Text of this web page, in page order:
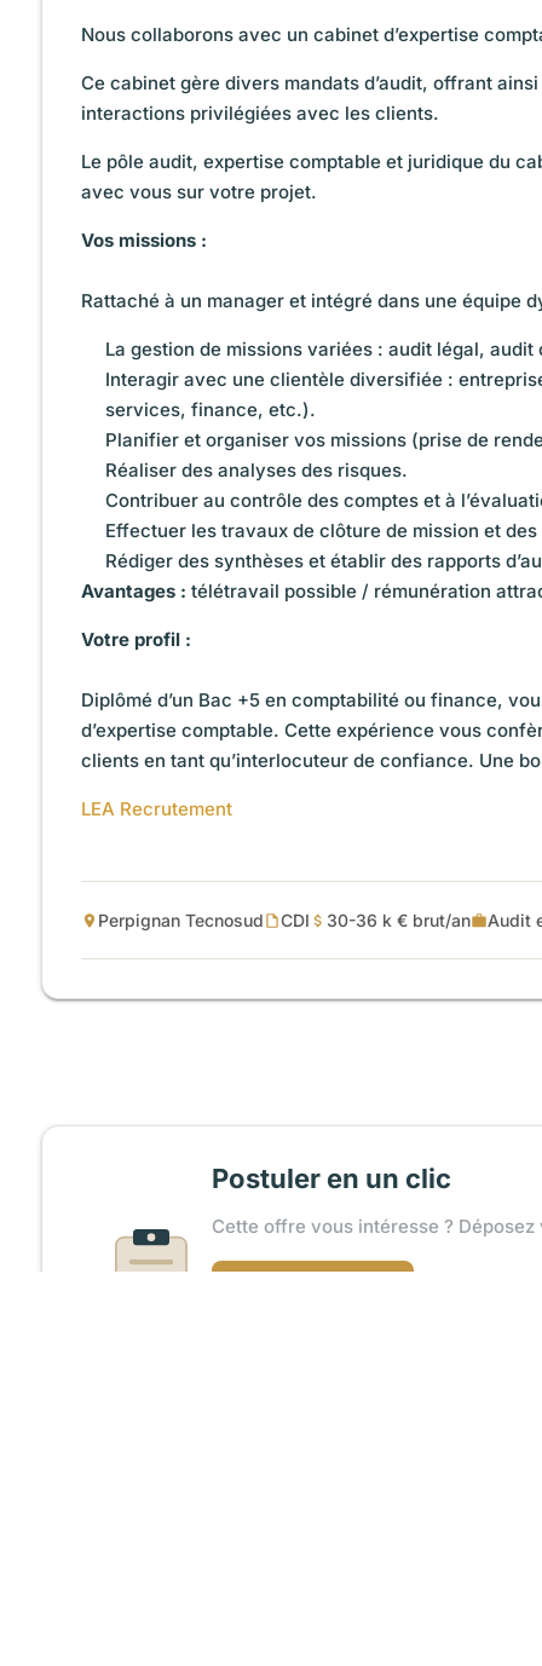
Nous collaborons avec un cabinet d’expertise
Ce cabinet gère divers mandats d’audit, offrant
interactions privilégiées avec les clients.
Le pôle audit, expertise comptable et juridique du
avec vous sur votre projet.
Vos missions :
Rattaché à un manager et intégré dans une équipe
La gestion de missions variées : audit légal,
Interagir avec une clientèle diversifiée :
services, finance, etc.).
Planifier et organiser vos missions (prise de
Réaliser des analyses des risques.
Contribuer au contrôle des comptes et à
Effectuer les travaux de clôture de mission et
Rédiger des synthèses et établir des rapports
Avantages : télétravail possible / rémunération
Votre profil :
Diplômé d’un Bac +5 en comptabilité ou finance,
d’expertise comptable. Cette expérience vous
clients en tant qu’interlocuteur de confiance. Une
LEA Recrutement
Perpignan Tecnosud CDI 30-36 k € brut/an Audit
Postuler en un clic
Cette offre vous intéresse ?